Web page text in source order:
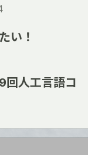
い！
回人工言語コ